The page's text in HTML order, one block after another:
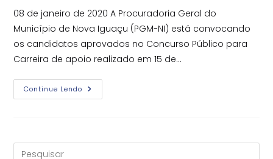
post:
08 de janeiro de 2020 A Procuradoria Geral do
Município de Nova Iguaçu (PGM-NI) está convocando
os candidatos aprovados no Concurso Público para
Carreira de apoio realizado em 15 de…
Continue Lendo PGM
De
No